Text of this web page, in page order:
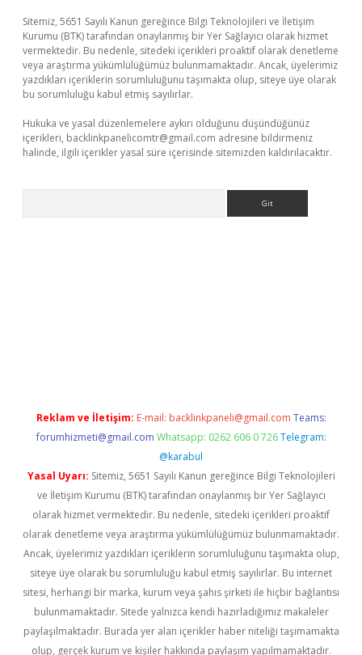
Sitemiz, 5651 Sayılı Kanun gereğince Bilgi Teknolojileri ve İletişim
Kurumu (BTK) tarafından onaylanmış bir Yer Sağlayıcı olarak hizmet
vermektedir. Bu nedenle, sitedeki içerikleri proaktif olarak denetleme
veya araştırma yükümlülüğümüz bulunmamaktadır. Ancak, üyelerimiz
yazdıkları içeriklerin sorumluluğunu taşımakta olup, siteye üye olarak
bu sorumluluğu kabul etmiş sayılırlar.
Hukuka ve yasal düzenlemelere aykırı olduğunu düşündüğünüz
içerikleri, backlinkpanelicomtr@gmail.com adresine bildirmeniz
halinde, ilgili içerikler yasal süre içerisinde sitemizden kaldırılacaktır.
Reklam ve İletişim: E-mail: backlinkpaneli@gmail.com Teams:
forumhizmeti@gmail.com Whatsapp: 0262 606 0 726 Telegram:
@karabul
Yasal Uyarı: Sitemiz, 5651 Sayılı Kanun gereğince Bilgi Teknolojileri
ve İletişim Kurumu (BTK) tarafından onaylanmış bir Yer Sağlayıcı
olarak hizmet vermektedir. Bu nedenle, sitedeki içerikleri proaktif
olarak denetleme veya araştırma yükümlülüğümüz bulunmamaktadır.
Ancak, üyelerimiz yazdıkları içeriklerin sorumluluğunu taşımakta olup,
siteye üye olarak bu sorumluluğu kabul etmiş sayılırlar. Bu internet
sitesi, herhangi bir marka, kurum veya şahıs şirketi ile hiçbir bağlantısı
bulunmamaktadır. Sitede yalnızca kendi hazırladığımız makaleler
paylaşılmaktadır. Burada yer alan içerikler haber niteliği taşımamakta
olup, gerçek kurum ve kişiler hakkında paylaşım yapılmamaktadır.